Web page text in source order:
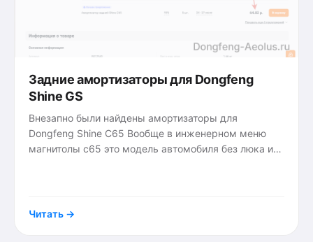
Задние амортизаторы для Dongfeng
Shine GS
Внезапно были найдены амортизаторы для
Dongfeng Shine C65 Вообще в инженерном меню
магнитолы с65 это модель автомобиля без люка и
Читать →